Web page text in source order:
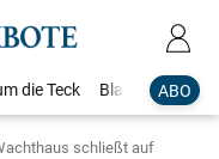
ABO
die Teck Blaulicht
schließt auf